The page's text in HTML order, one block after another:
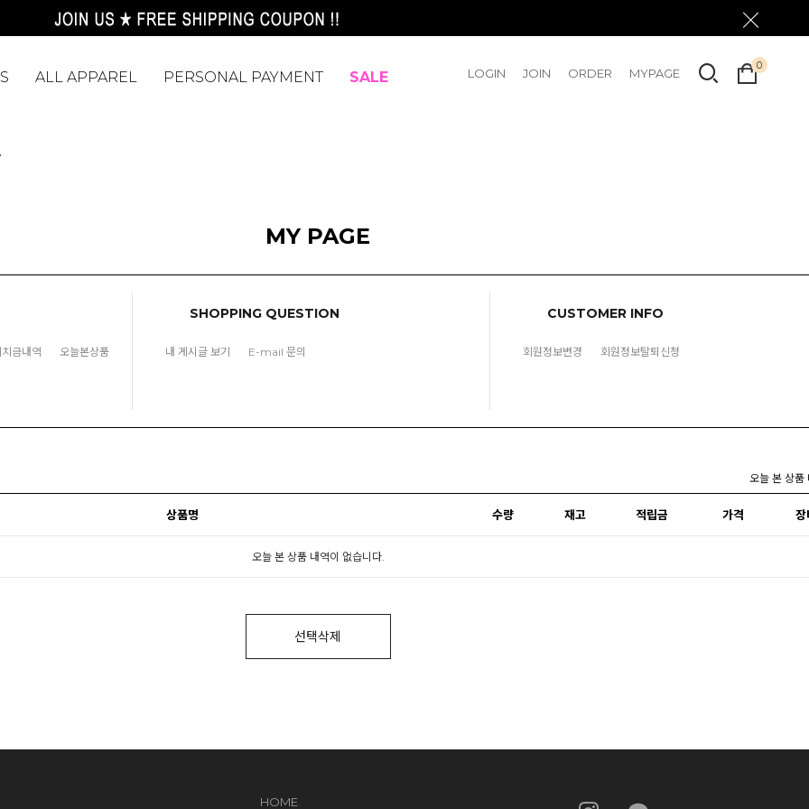
ALL APPAREL PERSONAL PAYMENT SALE LOGIN JOIN ORDER MYPAGE
0
MY PAGE
치금내역
오늘본상품
SHOPPING QUESTION
내 게시글 보기 E-mail 문의
CUSTOMER INFO
회원정보변경 회원정보탈퇴신청
오늘 본 상품
상품명 수량 재고 적립금 가격 장
오늘 본 상품 내역이 없습니다.
선택삭제
HOME